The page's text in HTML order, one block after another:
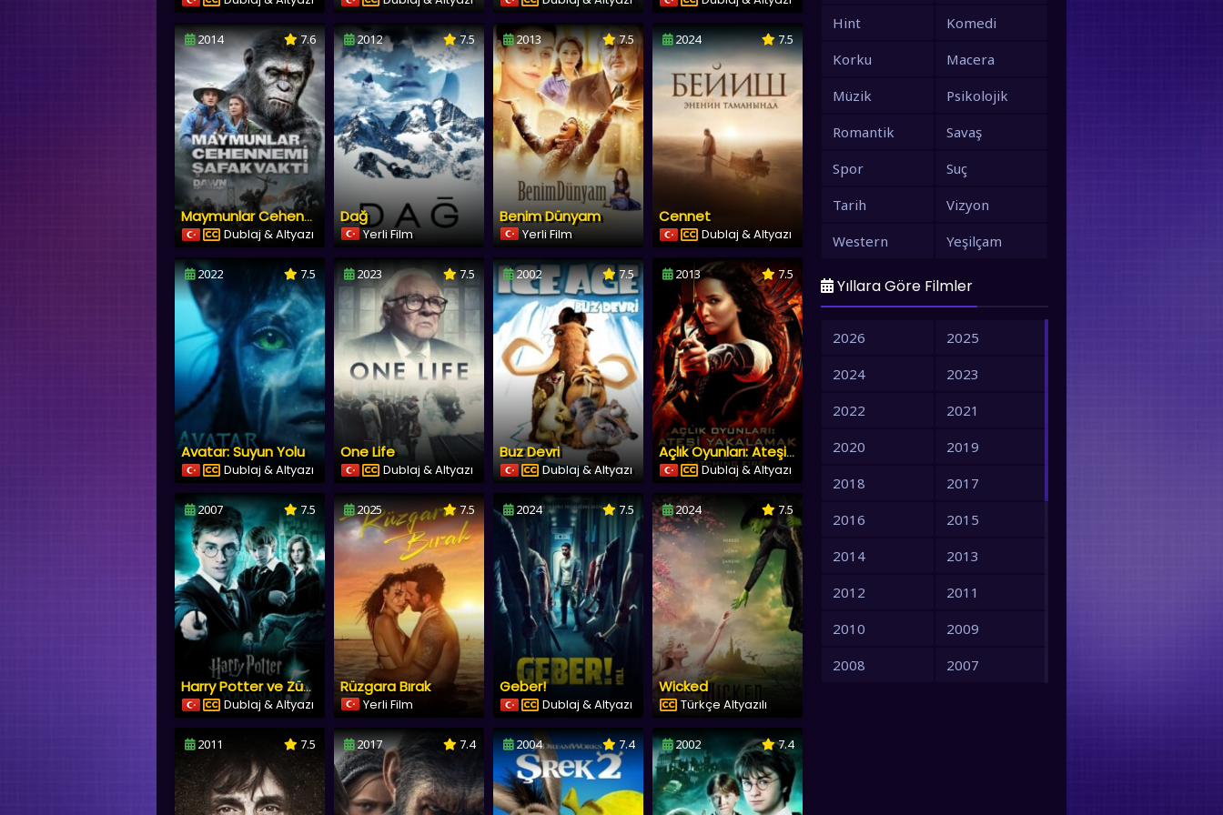
2014 7.6
Maymunlar Cehennemi: Şafak Vakti
Dublaj & Altyazı
2012 7.5
Dağ
Yerli Film
2013 7.5
Benim Dünyam
Yerli Film
2024 7.5
Cennet
Dublaj & Altyazı
2022 7.5
Avatar: Suyun Yolu
Dublaj & Altyazı
2023 7.5
One Life
Dublaj & Altyazı
2002 7.5
Buz Devri
Dublaj & Altyazı
2013 7.5
Açlık Oyunları: Ateşi Yakalamak
Dublaj & Altyazı
2007 7.5
Harry Potter ve Zümrüdüanka Yoldaşlığı
Dublaj & Altyazı
2025 7.5
Rüzgara Bırak
Yerli Film
2024 7.5
Geber!
Dublaj & Altyazı
2024 7.5
Wicked
Türkçe Altyazılı
2011 7.5 2017 7.4 2004 7.4 2002 7.4
Hint
Komedi
Korku
Macera
Müzik
Psikolojik
Romantik
Savaş
Spor
Suç
Tarih
Vizyon
Western
Yeşilçam
Yıllara Göre Filmler
2026
2025
2024
2023
2022
2021
2020
2019
2018
2017
2016
2015
2014
2013
2012
2011
2010
2009
2008
2007